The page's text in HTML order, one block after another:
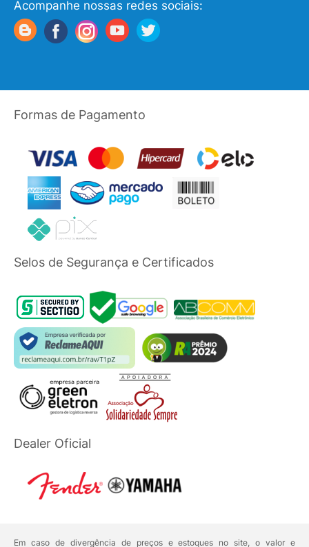
Acompanhe nossas redes sociais:
Formas de Pagamento
Selos de Segurança e Certificados
Dealer Oficial
Em caso de divergência de preços e estoques no site, o valor e